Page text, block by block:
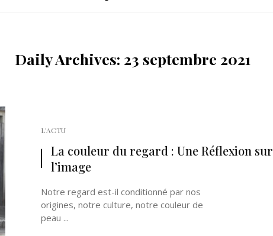
Daily Archives: 23 septembre 2021
L'ACTU
La couleur du regard : Une Réflexion sur
l’image
Notre regard est-il conditionné par nos
origines, notre culture, notre couleur de
peau ...